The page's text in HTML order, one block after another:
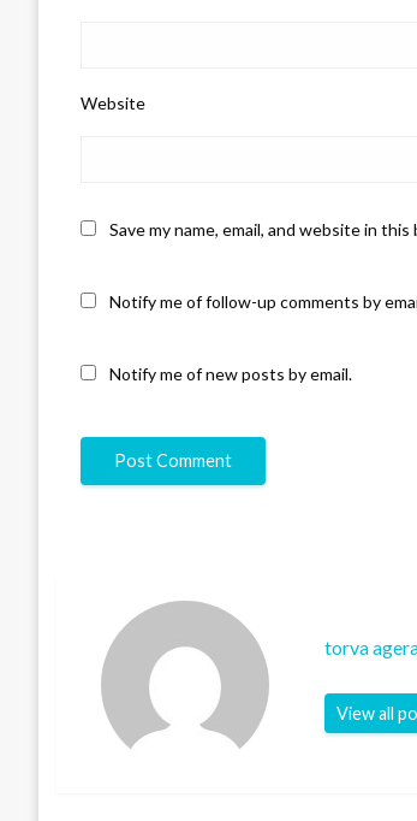
Website
Save my name, email, and website in
Notify me of follow-up comments by
Notify me of new posts by email.
torva
View all